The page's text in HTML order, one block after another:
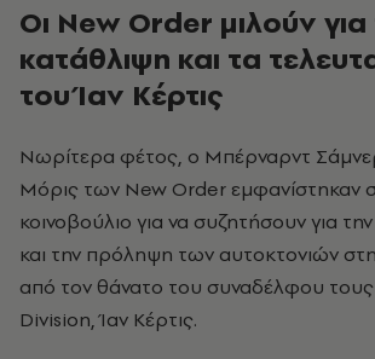
Οι New Order μιλούν για
κατάθλιψη και τα
του Ίαν Κέρτις
Νωρίτερα φέτος, ο Μπέρναρντ
Μόρις των New Order εμφανίστηκαν
κοινοβούλιο για να συζητήσουν για
και την πρόληψη των αυτοκτονιών
από τον θάνατο του συναδέλφου
Division, Ίαν Κέρτις.